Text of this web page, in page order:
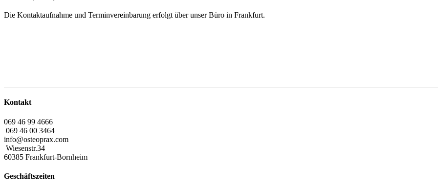
Die Kontaktaufnahme und Terminvereinbarung erfolgt über unser Büro in Frankfurt.
Kontakt
069 46 99 4666
069 46 00 3464
info@osteoprax.com
Wiesenstr.34
60385 Frankfurt-Bornheim
Geschäftszeiten